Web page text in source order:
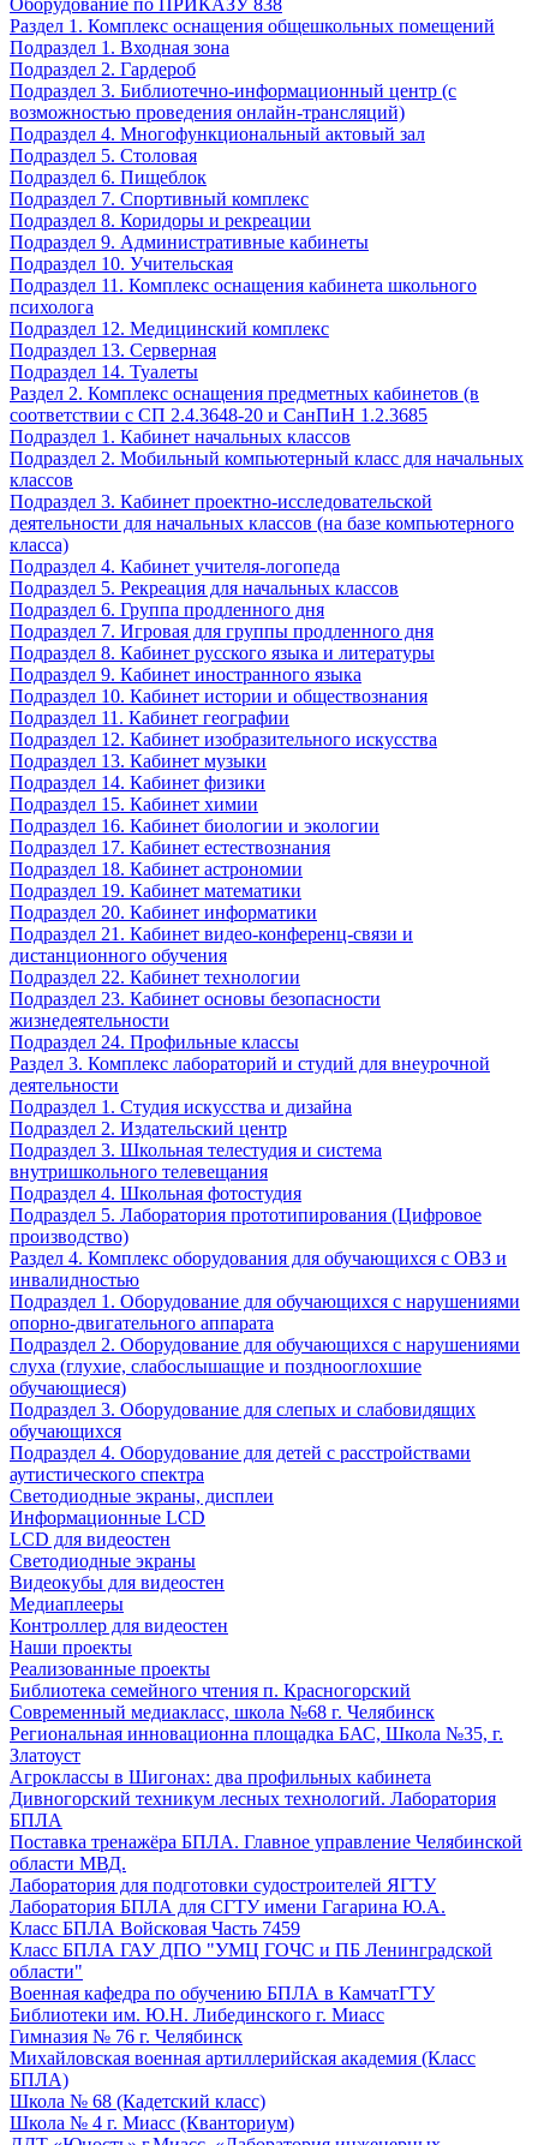
Оборудование по ПРИКАЗУ 838
Раздел 1. Комплекс оснащения общешкольных помещений
Подраздел 1. Входная зона
Подраздел 2. Гардероб
Подраздел 3. Библиотечно-информационный центр (с
возможностью проведения онлайн-трансляций)
Подраздел 4. Многофункциональный актовый зал
Подраздел 5. Столовая
Подраздел 6. Пищеблок
Подраздел 7. Спортивный комплекс
Подраздел 8. Коридоры и рекреации
Подраздел 9. Административные кабинеты
Подраздел 10. Учительская
Подраздел 11. Комплекс оснащения кабинета школьного
психолога
Подраздел 12. Медицинский комплекс
Подраздел 13. Серверная
Подраздел 14. Туалеты
Раздел 2. Комплекс оснащения предметных кабинетов (в
соответствии с СП 2.4.3648-20 и СанПиН 1.2.3685
Подраздел 1. Кабинет начальных классов
Подраздел 2. Мобильный компьютерный класс для начальных
классов
Подраздел 3. Кабинет проектно-исследовательской
деятельности для начальных классов (на базе компьютерного
класса)
Подраздел 4. Кабинет учителя-логопеда
Подраздел 5. Рекреация для начальных классов
Подраздел 6. Группа продленного дня
Подраздел 7. Игровая для группы продленного дня
Подраздел 8. Кабинет русского языка и литературы
Подраздел 9. Кабинет иностранного языка
Подраздел 10. Кабинет истории и обществознания
Подраздел 11. Кабинет географии
Подраздел 12. Кабинет изобразительного искусства
Подраздел 13. Кабинет музыки
Подраздел 14. Кабинет физики
Подраздел 15. Кабинет химии
Подраздел 16. Кабинет биологии и экологии
Подраздел 17. Кабинет естествознания
Подраздел 18. Кабинет астрономии
Подраздел 19. Кабинет математики
Подраздел 20. Кабинет информатики
Подраздел 21. Кабинет видео-конференц-связи и
дистанционного обучения
Подраздел 22. Кабинет технологии
Подраздел 23. Кабинет основы безопасности
жизнедеятельности
Подраздел 24. Профильные классы
Раздел 3. Комплекс лабораторий и студий для внеурочной
деятельности
Подраздел 1. Студия искусства и дизайна
Подраздел 2. Издательский центр
Подраздел 3. Школьная телестудия и система
внутришкольного телевещания
Подраздел 4. Школьная фотостудия
Подраздел 5. Лаборатория прототипирования (Цифровое
производство)
Раздел 4. Комплекс оборудования для обучающихся с ОВЗ и
инвалидностью
Подраздел 1. Оборудование для обучающихся с нарушениями
опорно-двигательного аппарата
Подраздел 2. Оборудование для обучающихся с нарушениями
слуха (глухие, слабослышащие и позднооглохшие
обучающиеся)
Подраздел 3. Оборудование для слепых и слабовидящих
обучающихся
Подраздел 4. Оборудование для детей с расстройствами
аутистического спектра
Светодиодные экраны, дисплеи
Информационные LCD
LCD для видеостен
Светодиодные экраны
Видеокубы для видеостен
Медиаплееры
Контроллер для видеостен
Наши проекты
Реализованные проекты
Библиотека семейного чтения п. Красногорский
Современный медиакласс, школа №68 г. Челябинск
Региональная инновационна площадка БАС, Школа №35, г.
Златоуст
Агроклассы в Шигонах: два профильных кабинета
Дивногорский техникум лесных технологий. Лаборатория
БПЛА
Поставка тренажёра БПЛА. Главное управление Челябинской
области МВД.
Лаборатория для подготовки судостроителей ЯГТУ
Лаборатория БПЛА для СГТУ имени Гагарина Ю.А.
Класс БПЛА Войсковая Часть 7459
Класс БПЛА ГАУ ДПО "УМЦ ГОЧС и ПБ Ленинградской
области"
Военная кафедра по обучению БПЛА в КамчатГТУ
Библиотеки им. Ю.Н. Либединского г. Миасс
Гимназия № 76 г. Челябинск
Михайловская военная артиллерийская академия (Класс
БПЛА)
Школа № 68 (Кадетский класс)
Школа № 4 г. Миасс (Кванториум)